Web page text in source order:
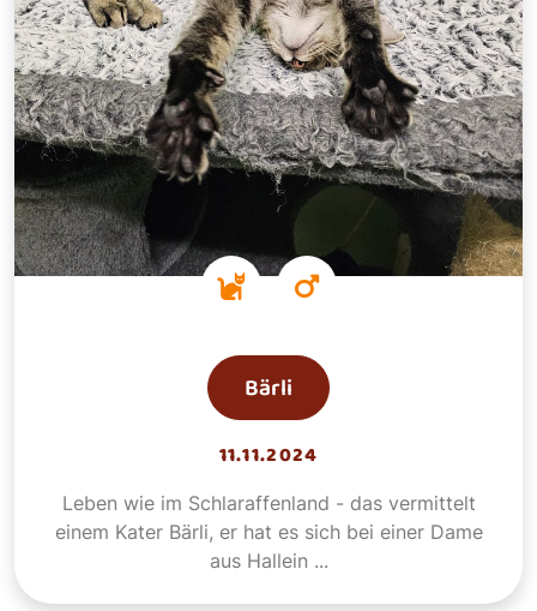
Bärli
11.11.2024
Leben wie im Schlaraffenland - das vermittelt
einem Kater Bärli, er hat es sich bei einer Dame
aus Hallein ...